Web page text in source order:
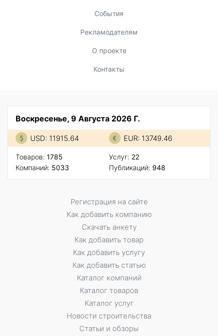
События
Рекламодателям
О проекте
Контакты
Воскресенье, 9 Августа 2026 Г.
USD: 11915.64 EUR: 13749.46
Товаров: 1785
Компаний: 5033
Услуг: 22
Публикаций: 948
Регистрация на сайте
Как добавить компанию
Скачать анкету
Как добавить товар
Как добавить услугу
Как добавить статью
Каталог компаний
Каталог товаров
Каталог услуг
Новости строительства
Статьи и обзоры